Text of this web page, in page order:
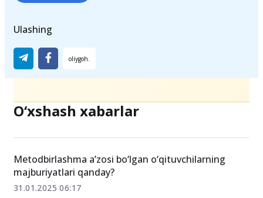
Ulashing
O‘xshash xabarlar
Metodbirlashma a’zosi bo‘lgan o‘qituvchilarning
majburiyatlari qanday?
31.01.2025 06:17